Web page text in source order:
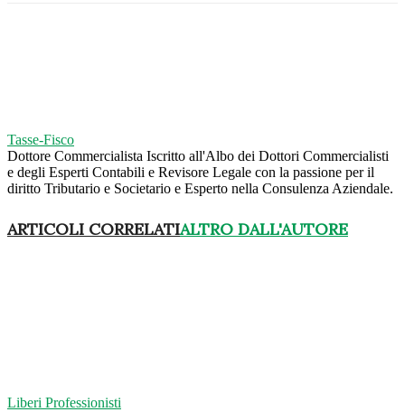
Tasse-Fisco
Dottore Commercialista Iscritto all'Albo dei Dottori Commercialisti
e degli Esperti Contabili e Revisore Legale con la passione per il
diritto Tributario e Societario e Esperto nella Consulenza Aziendale.
ARTICOLI CORRELATIALTRO DALL'AUTORE
Liberi Professionisti